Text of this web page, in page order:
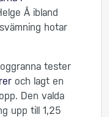
Å ibland
hotar
tester
och lagt en
Den valda
upp till 1,25